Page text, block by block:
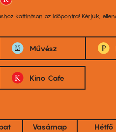
kattintson az időpontra! Kérjük,
Művész
Kino Cafe
Vasárnap Hétfő